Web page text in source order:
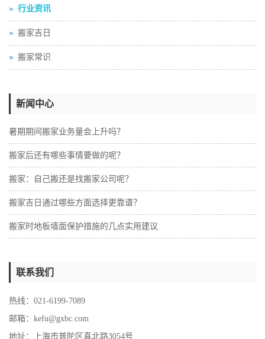
行业资讯
搬家吉日
搬家常识
新闻中心
暑期期间搬家业务量会上升吗？
搬家后还有哪些事情要做的呢？
搬家：自己搬还是找搬家公司呢？
搬家吉日通过哪些方面选择更靠谱？
搬家时地板墙面保护措施的几点实用建议
联系我们
热线：021-6199-7089
邮箱：kefu@gxbc.com
地址：上海市普陀区真北路3054号